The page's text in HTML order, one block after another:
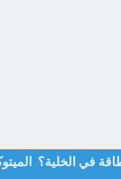
في الخلية؟